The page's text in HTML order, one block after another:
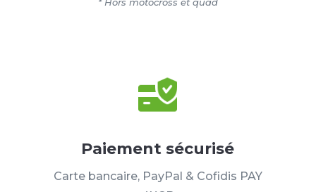
* Hors motocross et quad
Paiement sécurisé
Carte bancaire, PayPal & Cofidis PAY